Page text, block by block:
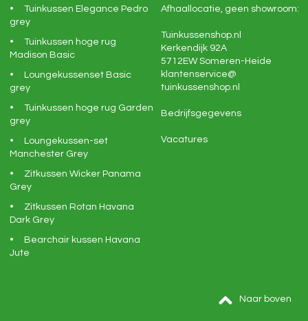
Tuinkussen Elegance Pedro
grey
Tuinkussen hoge rug
Madison Basic
Loungekussenset Basic
grey
Tuinkussen hoge rug Garden
grey
Loungekussen-set
Manchester Grey
Zitkussen Wicker Panama
Grey
Zitkussen Rotan Havana
Dark Grey
Bearchair kussen Havana
Jute
Afhaallocatie, geen showroom:
Tuinkussenshop.nl
Kerkendijk 92A
5712EW Someren-Heide
klantenservice@
tuinkussenshop.nl
Bedrijfsgegevens
Vacatures
Naar boven